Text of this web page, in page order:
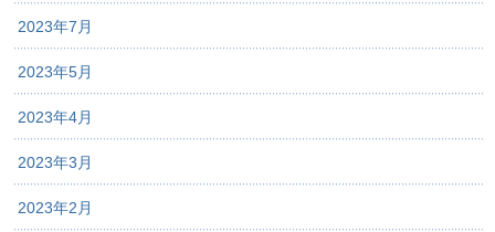
2023年7月
2023年5月
2023年4月
2023年3月
2023年2月